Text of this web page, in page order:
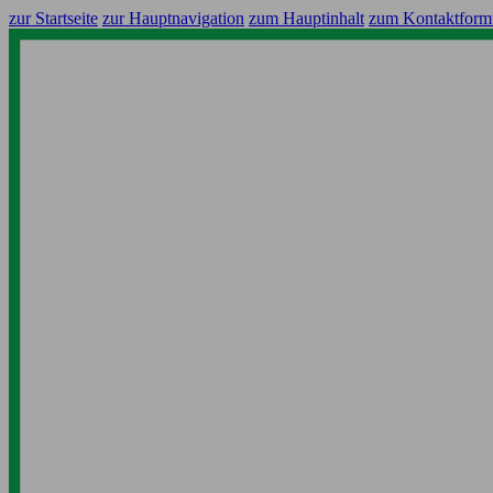
zur Startseite zur Hauptnavigation zum Hauptinhalt zum